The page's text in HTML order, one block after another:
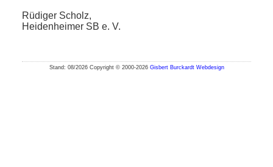
Rüdiger Scholz,
Heidenheimer SB e. V.
Stand: 08/2026 Copyright © 2000-2026 Gisbert Burckardt Webdesign